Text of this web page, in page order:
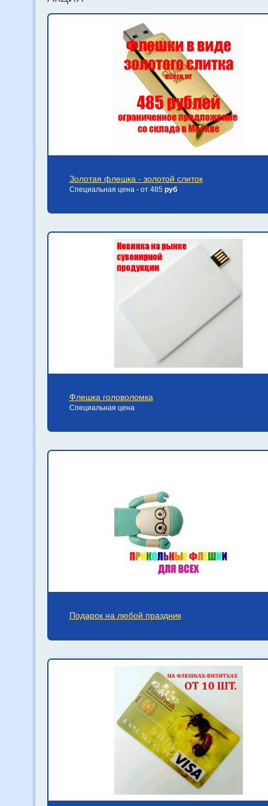
Золотая флешка - золотой слиток
Специальная цена - от 485 руб
Флешка головоломка
Специальная цена
Подарок на любой праздник